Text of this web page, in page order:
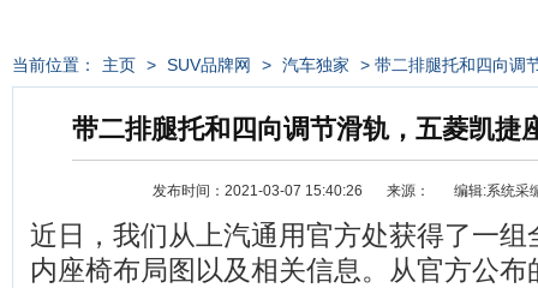
当前位置： 主页 > SUV品牌网 > 汽车独家 > 带二排腿托和四向调
带二排腿托和四向调节滑轨，五菱凯捷
发布时间：2021-03-07 15:40:26 来源： 编辑:系统采
近日，我们从上汽通用官方处获得了一组
内座椅布局图以及相关信息。从官方公